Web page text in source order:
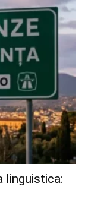
linguistica: